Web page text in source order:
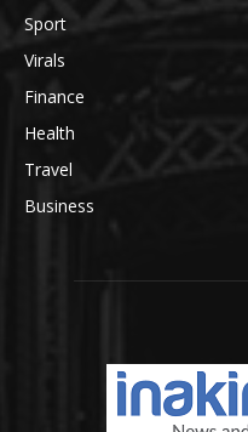
Sport
Virals
Finance
Health
Travel
Business